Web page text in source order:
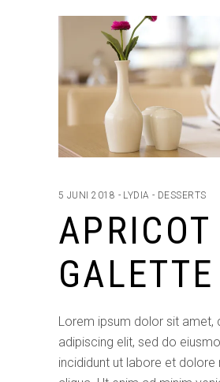
5 JUNI 2018 LYDIA DESSERTS
APRICOT
GALETTE
Lorem ipsum dolor sit amet,
adipiscing elit, sed do
incididunt ut labore et dolore